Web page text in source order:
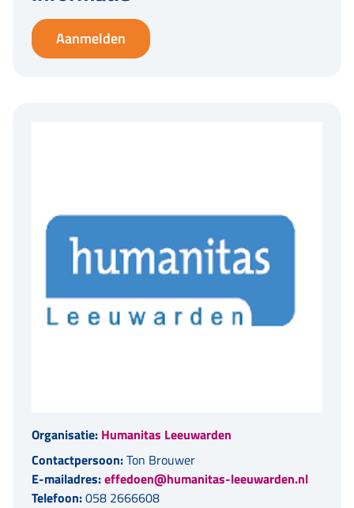
Aanmelden
Organisatie: Humanitas Leeuwarden
Contactpersoon:Ton Brouwer
E-mailadres:effedoen@humanitas-leeuwarden.nl
Telefoon:058 2666608